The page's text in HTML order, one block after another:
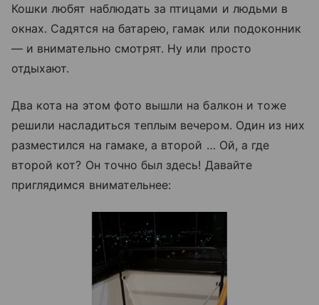
Кошки любят наблюдать за птицами и людьми в
окнах. Садятся на батарею, гамак или подоконник
— и внимательно смотрят. Ну или просто
отдыхают.
Два кота на этом фото вышли на балкон и тоже
решили насладиться теплым вечером. Один из них
разместился на гамаке, а второй … Ой, а где
второй кот? Он точно был здесь! Давайте
приглядимся внимательнее: